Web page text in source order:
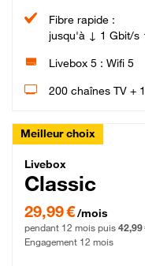
Fibre rapide :
jusqu'à ↓ 1 Gbit/s
Livebox 5 : Wifi 5
200 chaînes TV +
Meilleur choix
Livebox
Livebox
Classic
29,99 € par mois pendant
29,99 €/mois
pendant 12 mois puis 42,99
Engagement 12 mois